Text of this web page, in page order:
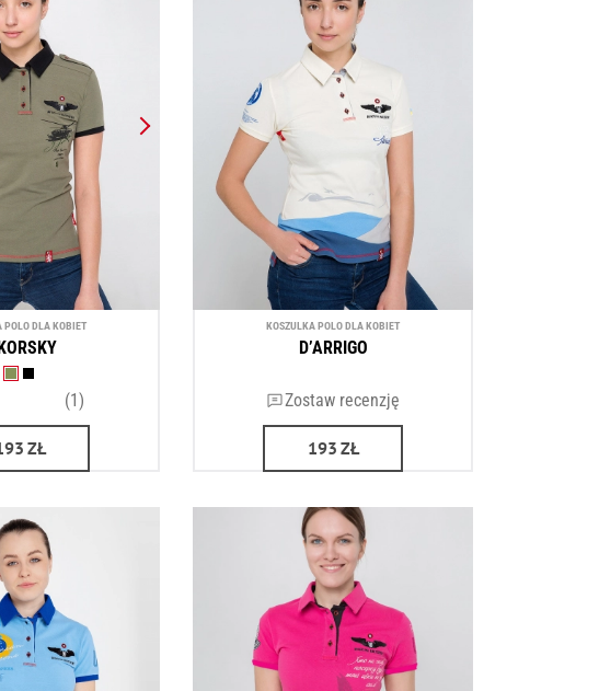
POLO DLA KOBIET
(1)
ZŁ
KOSZULKA POLO DLA KOBIET
D’ARRIGO
Zostaw recenzję
193 ZŁ